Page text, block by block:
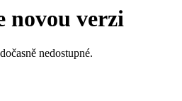
novou verzi
nedostupné.